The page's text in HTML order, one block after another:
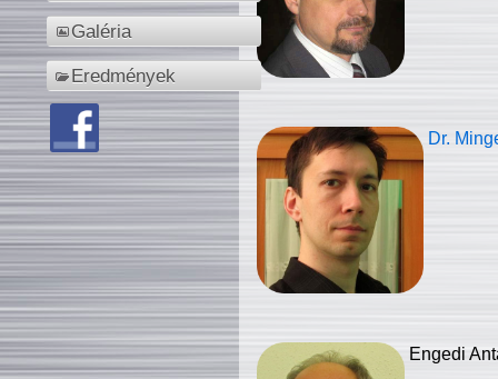
Galéria
Eredmények
Dr.
Engedi